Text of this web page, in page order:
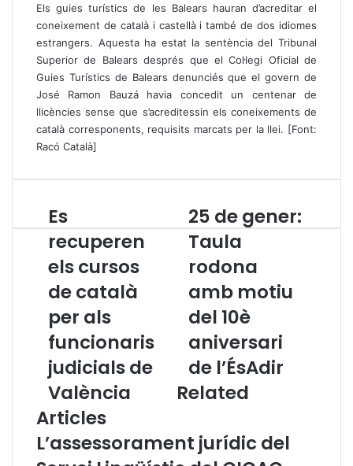
Els guies turístics de les Balears hauran d’acreditar el
coneixement de català i castellà i també de dos idiomes
estrangers. Aquesta ha estat la sentència del Tribunal
Superior de Balears després que el Col·legi Oficial de
Guies Turístics de Balears denunciés que el govern de
José Ramon Bauzá havia concedit un centenar de
llicències sense que s’acreditessin els coneixements de
català corresponents, requisits marcats per la llei. [Font:
Racó Català]
E
s
e
u
p
e
r
e
n
e
s
c
Es
recuperen
els cursos
de català
per als
funcionaris
judicials de
València
2
5
e
e
n
e
r
T
a
a
25 de gener:
Taula
rodona
amb motiu
del 10è
aniversari
de l’ÉsAdir
Related
Articles
L’assessorament jurídic del